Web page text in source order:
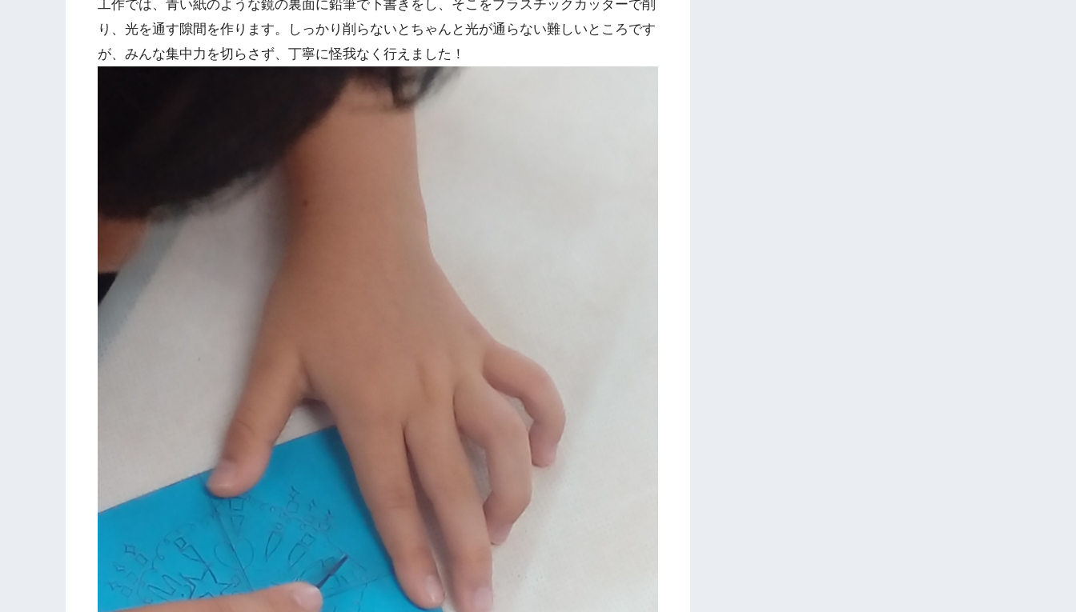
工作では、青い紙のような鏡の裏面に鉛筆で下書きをし、そこをプラスチックカッターで削
り、光を通す隙間を作ります。しっかり削らないとちゃんと光が通らない難しいところです
が、みんな集中力を切らさず、丁寧に怪我なく行えました！